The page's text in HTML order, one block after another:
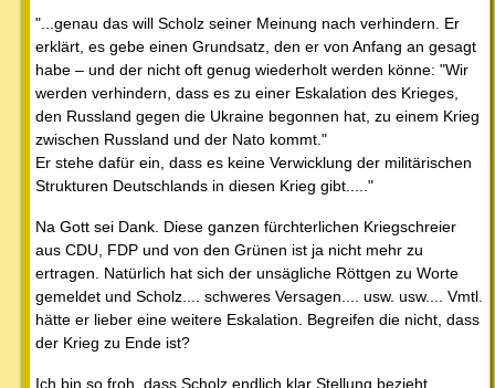
"...genau das will Scholz seiner Meinung nach verhindern. Er
erklärt, es gebe einen Grundsatz, den er von Anfang an gesagt
habe – und der nicht oft genug wiederholt werden könne: "Wir
werden verhindern, dass es zu einer Eskalation des Krieges,
den Russland gegen die Ukraine begonnen hat, zu einem Krieg
zwischen Russland und der Nato kommt."
Er stehe dafür ein, dass es keine Verwicklung der militärischen
Strukturen Deutschlands in diesen Krieg gibt....."
Na Gott sei Dank. Diese ganzen fürchterlichen Kriegschreier
aus CDU, FDP und von den Grünen ist ja nicht mehr zu
ertragen. Natürlich hat sich der unsägliche Röttgen zu Worte
gemeldet und Scholz.... schweres Versagen.... usw. usw.... Vmtl.
hätte er lieber eine weitere Eskalation. Begreifen die nicht, dass
der Krieg zu Ende ist?
Ich bin so froh, dass Scholz endlich klar Stellung bezieht.